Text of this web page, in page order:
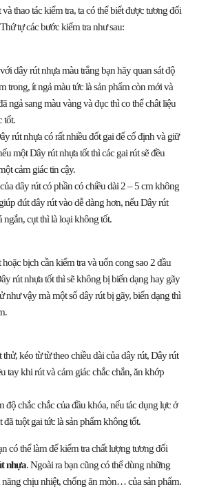
và thao tác kiểm tra, ta có thể biết được tương đối
tự các bước kiểm tra như sau:
dây rút nhựa màu trắng bạn hãy quan sát độ
trong, ít ngả màu tức là sản phẩm còn mới và
ngả sang màu vàng và đục thì co thể chât liệu
tốt.
rút nhựa có rất nhiều đốt gai để cố định và giữ
một Dây rút nhựa tốt thì các gai rút sẽ đều
cảm giác tin cậy.
dây rút có phần có chiều dài 2 – 5 cm không
đút dây rút vào dễ dàng hơn, nếu Dây rút
ngắn, cụt thì là loại không tốt.
bịch cần kiểm tra và uốn cong sao 2 đầu
rút nhựa tốt thì sẽ không bị biến dạng hay gãy
như vậy mà một số dây rút bị gãy, biến dạng thì
kéo từ từ theo chiều dài của dây rút, Dây rút
tay khi rút và cảm giác chắc chắn, ăn khớp
độ chắc chắc của đầu khóa, nếu tác dụng lực ở
tuột gai tức là sản phẩm không tốt.
có thể làm để kiểm tra chất lượng tương đối
nhựa. Ngoài ra bạn cũng có thể dùng những
năng chịu nhiệt, chống ăn mòn… của sản phẩm.